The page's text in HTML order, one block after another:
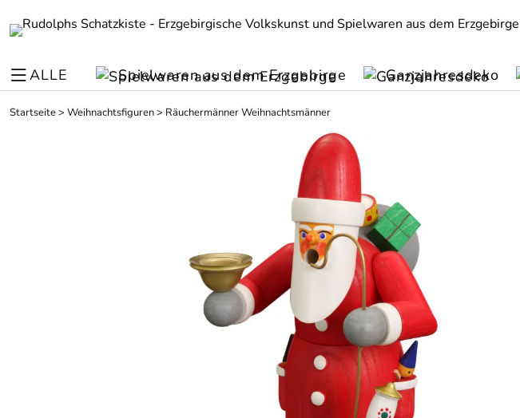
ALLE Spielwaren aus dem Erzgebirge Ganzjahresdeko
Startseite> Weihnachtsfiguren> Räuchermänner Weihnachtsmänner